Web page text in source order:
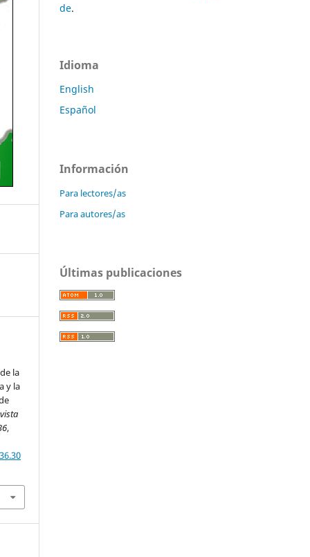
la
y la
,
de.
Idioma
English
Español
Información
Para lectores/as
Para autores/as
Últimas publicaciones